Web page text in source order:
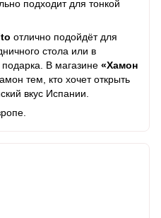
подходит для тонкой
отлично подойдёт для
стола или в
подарка. В магазине «Хамон
тем, кто хочет открыть
вкус Испании.